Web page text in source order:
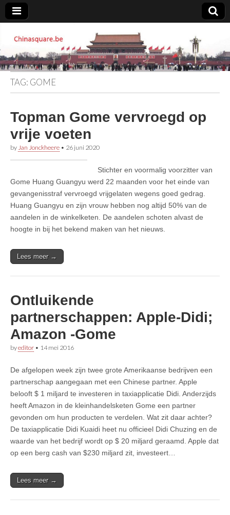
Chinasquare.be
TAG: GOME
Topman Gome vervroegd op
vrije voeten
by Jan Jonckheere • 26 juni 2020
Stichter en voormalig voorzitter van
Gome Huang Guangyu werd 22 maanden voor het einde van
gevangenisstraf vervroegd vrijgelaten wegens goed gedrag.
Huang Guangyu en zijn vrouw hebben nog altijd 50% van de
aandelen in de winkelketen. De aandelen schoten alvast de
hoogte in bij het bekend maken van het nieuws.
Lees meer →
Ontluikende
partnerschappen: Apple-Didi;
Amazon -Gome
byeditor • 14 mei 2016
De afgelopen week zijn twee grote Amerikaanse bedrijven een
partnerschap aangegaan met een Chinese partner. Apple
belooft $ 1 miljard te investeren in taxiapplicatie Didi. Anderzijds
heeft Amazon in de kleinhandelsketen Gome een partner
gevonden om hun producten te verdelen. Wat zit daar achter?
De taxiapplicatie Didi Kuaidi heet nu officieel Didi Chuzing en de
waarde van het bedrijf wordt op $ 20 miljard geraamd. Apple dat
op een berg cash van $230 miljard zit, investeert…
Lees meer →